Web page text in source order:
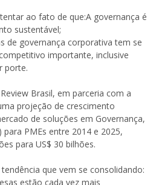
ao fato de que:A governança é
sustentável;
de governança corporativa tem se
importante, inclusive
porte.
Brasil, em parceria com a
projeção de crescimento
de soluções em Governança,
para PMEs entre 2014 e 2025,
para US$ 30 bilhões.
que vem se consolidando:
estão cada vez mais